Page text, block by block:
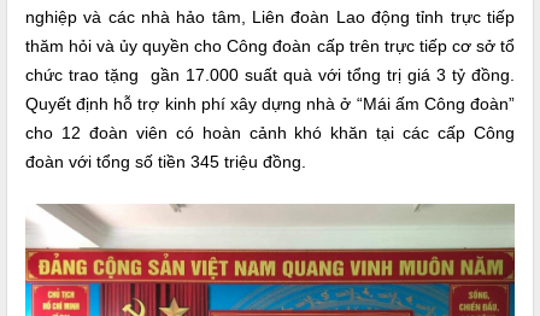
nghiệp và các nhà hảo tâm, Liên đoàn Lao động tỉnh trực tiếp
thăm hỏi và ủy quyền cho Công đoàn cấp trên trực tiếp cơ sở tổ
chức trao tặng gần 17.000 suất quà với tổng trị giá 3 tỷ đồng.
Quyết định hỗ trợ kinh phí xây dựng nhà ở “Mái ấm Công đoàn”
cho 12 đoàn viên có hoàn cảnh khó khăn tại các cấp Công
đoàn với tổng số tiền 345 triệu đồng.